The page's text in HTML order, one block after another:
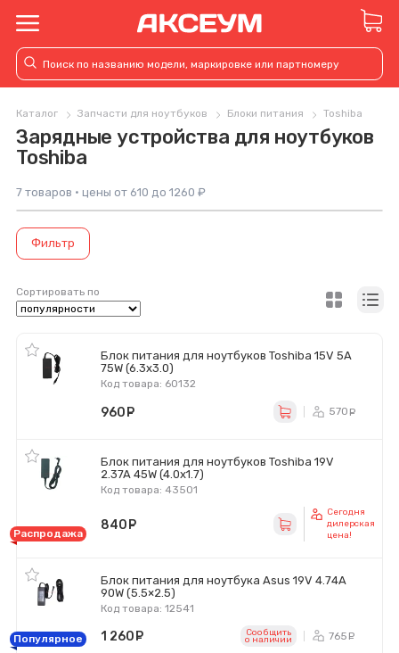
Каталог Запчасти для ноутбуков Блоки питания Toshiba
Зарядные устройства для ноутбуков
Toshiba
7 товаров · цены от 610 до 1260 ₽
Фильтр
Сортировать по
Блок питания для ноутбуков Toshiba 15V 5A
75W (6.3х3.0)
Код товара: 60132
960 570
Блок питания для ноутбуков Toshiba 19V
2.37A 45W (4.0x1.7)
Код товара: 43501
Распродажа
840
Сегодня
дилерская
цена!
Блок питания для ноутбука Asus 19V 4.74A
90W (5.5×2.5)
Код товара: 12541
Популярное 1 260 Сообщить
o наличии 765